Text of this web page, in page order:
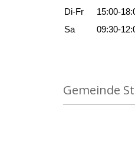
Di-Fr
15:00-
Sa
09:30-
Gemeinde